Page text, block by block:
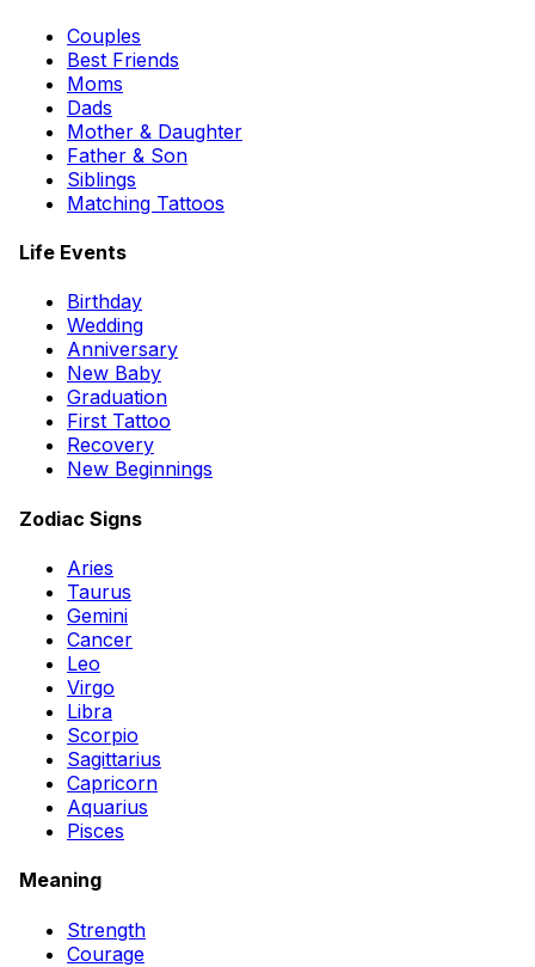
Couples
Best Friends
Moms
Dads
Mother & Daughter
Father & Son
Siblings
Matching Tattoos
Life Events
Birthday
Wedding
Anniversary
New Baby
Graduation
First Tattoo
Recovery
New Beginnings
Zodiac Signs
Aries
Taurus
Gemini
Cancer
Leo
Virgo
Libra
Scorpio
Sagittarius
Capricorn
Aquarius
Pisces
Meaning
Strength
Courage